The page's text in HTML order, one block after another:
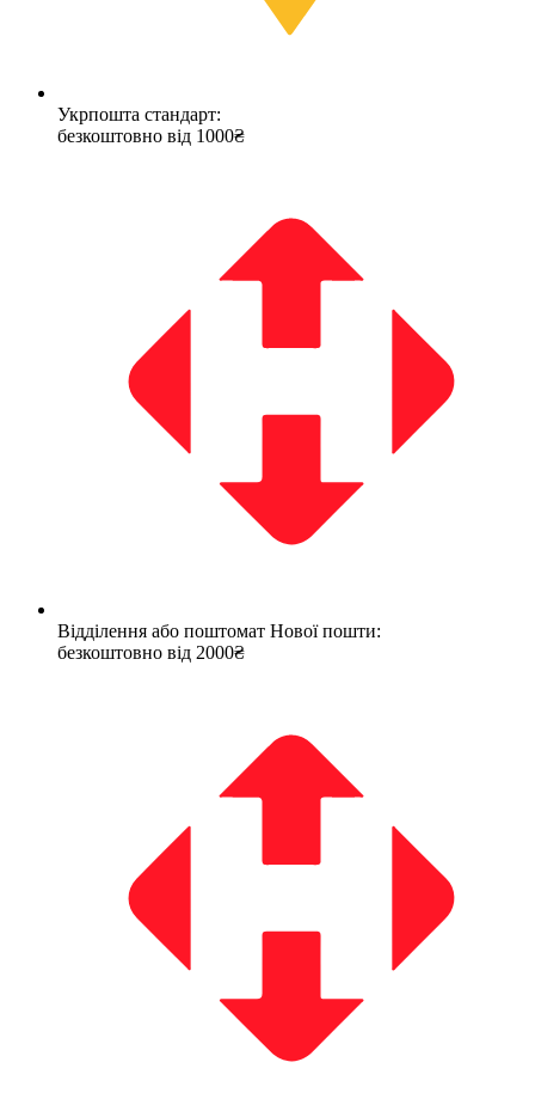
Укрпошта стандарт:
безкоштовно від 1000₴
Відділення або поштомат Нової пошти:
безкоштовно від 2000₴